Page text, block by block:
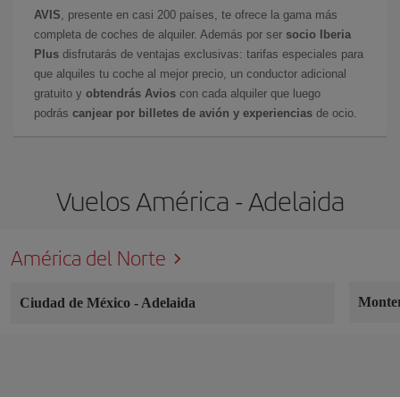
AVIS , presente en casi 200 países, te ofrece la gama más
completa de coches de alquiler. Además por ser socio Iberia
Plus disfrutarás de ventajas exclusivas: tarifas especiales para
que alquiles tu coche al mejor precio, un conductor adicional
gratuito y obtendrás Avios con cada alquiler que luego
podrás canjear por billetes de avión y experiencias de ocio.
Vuelos América - Adelaida
América del Norte
Ciudad de México - Adelaida